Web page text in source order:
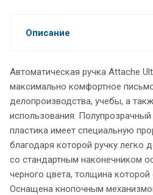
Описание
Автоматическая ручка Attache
максимально комфортное
делопроизводства, учебы, а
использования. Полупрозрачный
пластика имеет специальную
благодаря которой ручку легко
со стандартным наконечником
черного цвета, толщина которой
Оснащена кнопочным